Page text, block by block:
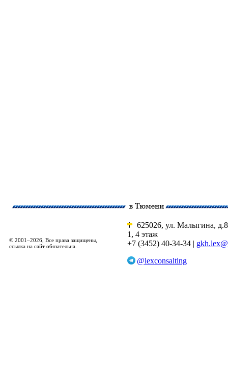
© 2001–2026, Все права защищены,
ссылка на сайт обязательна.
625026, ул. Малыгина,
1, 4 этаж
+7 (3452) 40-34-34 |
@lexconsalting